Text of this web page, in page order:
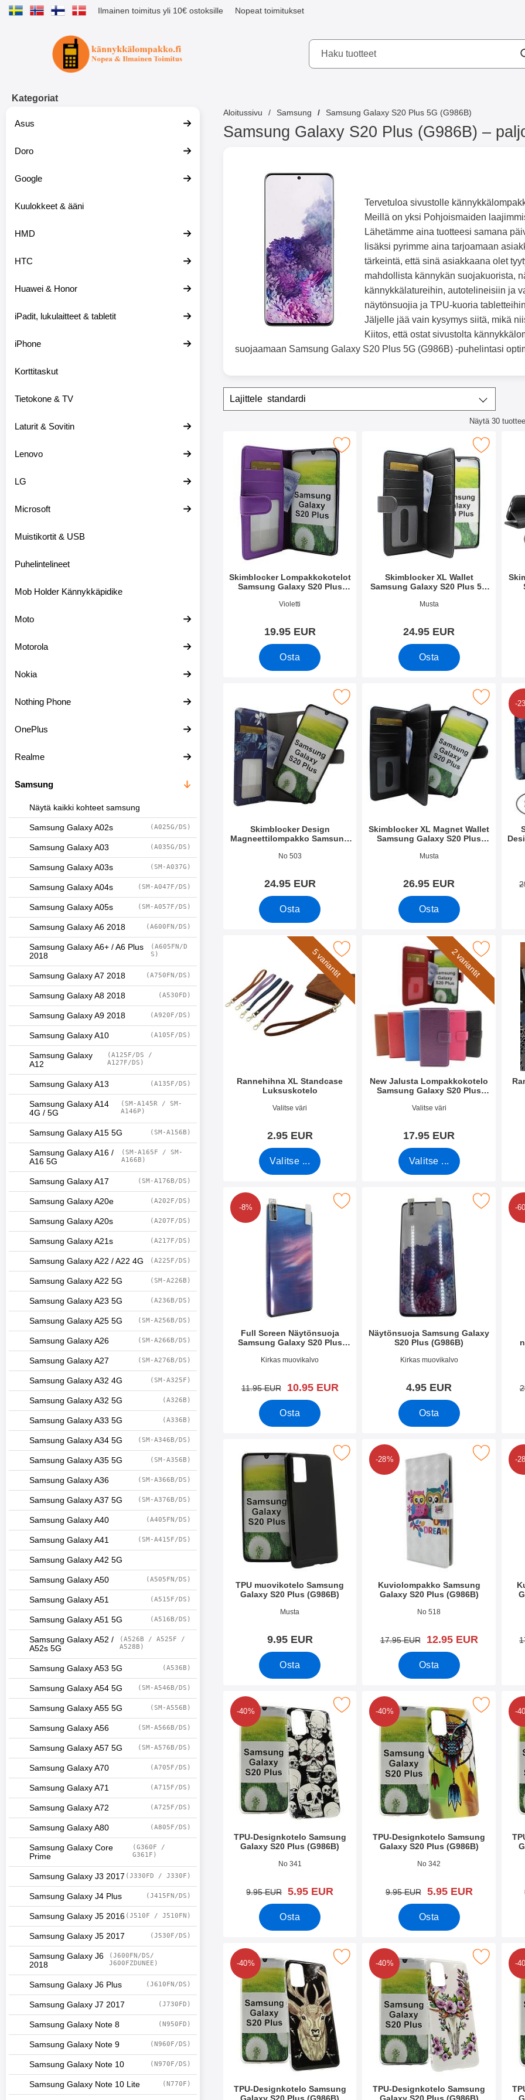
Ilmainen toimitus yli 10€ ostoksille Nopeat toimitukset
Ostoskori laajennettu Tibro billiga mobilskydd AB
Kategoriat
Asus
Doro
Google
Kuulokkeet & ääni
HMD
HTC
Huawei & Honor
iPadit, lukulaitteet & tabletit
iPhone
Korttitaskut
Tietokone & TV
Laturit & Sovitin
Lenovo
LG
Microsoft
Muistikortit & USB
Puhelintelineet
Mob Holder Kännykkäpidike
Moto
Motorola
Nokia
Nothing Phone
OnePlus
Realme
Samsung
Näytä kaikki kohteet samsung
Samsung Galaxy A02s (A025G/DS)
Samsung Galaxy A03 (A035G/DS)
Samsung Galaxy A03s (SM-A037G)
Samsung Galaxy A04s (SM-A047F/DS)
Samsung Galaxy A05s (SM-A057F/DS)
Samsung Galaxy A6 2018 (A600FN/DS)
Samsung Galaxy A6+ / A6 Plus
2018
(A605FN/D
S)
Samsung Galaxy A7 2018 (A750FN/DS)
Samsung Galaxy A8 2018 (A530FD)
Samsung Galaxy A9 2018 (A920F/DS)
Samsung Galaxy A10 (A105F/DS)
Samsung Galaxy
A12
(A125F/DS /
A127F/DS)
Samsung Galaxy A13 (A135F/DS)
Samsung Galaxy A14
4G / 5G
(SM-A145R / SM-
A146P)
Samsung Galaxy A15 5G (SM-A156B)
Samsung Galaxy A16 /
A16 5G
(SM-A165F / SM-
A166B)
Samsung Galaxy A17 (SM-A176B/DS)
Samsung Galaxy A20e (A202F/DS)
Samsung Galaxy A20s (A207F/DS)
Samsung Galaxy A21s (A217F/DS)
Samsung Galaxy A22 / A22 4G (A225F/DS)
Samsung Galaxy A22 5G (SM-A226B)
Samsung Galaxy A23 5G (A236B/DS)
Samsung Galaxy A25 5G (SM-A256B/DS)
Samsung Galaxy A26 (SM-A266B/DS)
Samsung Galaxy A27 (SM-A276B/DS)
Samsung Galaxy A32 4G (SM-A325F)
Samsung Galaxy A32 5G (A326B)
Samsung Galaxy A33 5G (A336B)
Samsung Galaxy A34 5G (SM-A346B/DS)
Samsung Galaxy A35 5G (SM-A356B)
Samsung Galaxy A36 (SM-A366B/DS)
Samsung Galaxy A37 5G (SM-A376B/DS)
Samsung Galaxy A40 (A405FN/DS)
Samsung Galaxy A41 (SM-A415F/DS)
Samsung Galaxy A42 5G
Samsung Galaxy A50 (A505FN/DS)
Samsung Galaxy A51 (A515F/DS)
Samsung Galaxy A51 5G (A516B/DS)
Samsung Galaxy A52 /
A52s 5G
(A526B / A525F /
A528B)
Samsung Galaxy A53 5G (A536B)
Samsung Galaxy A54 5G (SM-A546B/DS)
Samsung Galaxy A55 5G (SM-A556B)
Samsung Galaxy A56 (SM-A566B/DS)
Samsung Galaxy A57 5G (SM-A576B/DS)
Samsung Galaxy A70 (A705F/DS)
Samsung Galaxy A71 (A715F/DS)
Samsung Galaxy A72 (A725F/DS)
Samsung Galaxy A80 (A805F/DS)
Samsung Galaxy Core
Prime
(G360F /
G361F)
Samsung Galaxy J3 2017 (J330FD / J330F)
Samsung Galaxy J4 Plus (J415FN/DS)
Samsung Galaxy J5 2016 (J510F / J510FN)
Samsung Galaxy J5 2017 (J530F/DS)
Samsung Galaxy J6
2018
(J600FN/DS/
J600FZDUNEE)
Samsung Galaxy J6 Plus (J610FN/DS)
Samsung Galaxy J7 2017 (J730FD)
Samsung Galaxy Note 8 (N950FD)
Samsung Galaxy Note 9 (N960F/DS)
Samsung Galaxy Note 10 (N970F/DS)
Samsung Galaxy Note 10 Lite (N770F)
Aloitussivu Samsung Samsung Galaxy S20 Plus 5G (G986B)
Samsung Galaxy S20 Plus (G986B) –
Tervetuloa sivustolle
Meillä on yksi Pohjoismaiden
Lähetämme aina tuotteesi samana
lisäksi pyrimme aina tarjoamaan
tärkeintä, että sinä asiakkaana olet
mahdollista kännykän suojakuorista,
kännykkälatureihin, autotelineisiin ja
näytönsuojia ja TPU-kuoria
Jäljelle jää vain kysymys siitä, mikä
Kiitos, että ostat sivustolta
suojaamaan Samsung Galaxy S20 Plus 5G (G986B) -puhelintasi
i
Suodata/lajittele
standardi
Näytä 30
Skimblocker Lompakkokotelot
Samsung Galaxy S20 Plus
Tuote.nro 35127
Violetti
19.95 EUR
Osta
Merkitse skimblocker Lompakkokotelot Samsung Galaxy S20 Plus (G986B) suosikiksi
Skimblocker XL Wallet
Samsung Galaxy S20 Plus 5G
Tuote.nro 39128
Musta
24.95 EUR
Osta
Merkitse skimblocker XL Wallet Samsung Galaxy
Merkitse skimblocker
Skimblocker Design
Magneettilompakko Samsung
Tuote.nro 35159
No 503
24.95 EUR
Osta
Merkitse skimblocker Design Magneettilompakko Samsung Galaxy S20 Plus (G986B)
Skimblocker XL Magnet Wallet
Samsung Galaxy S20 Plus
Tuote.nro 35167
Musta
26.95 EUR
Osta
Merkitse skimblocker XL Magnet Wallet Samsung
-
Merkitse skimblocker
5 variantit
Rannehihna XL Standcase
Luksuskotelo
Tuote.nro 50276
Valitse väri
2.95 EUR
Valitse ...
Merkitse rannehihna XL Standcase Luksuskotelo suosikiksi2 variantit
New Jalusta Lompakkokotelo
Samsung Galaxy S20 Plus
Tuote.nro 35194
Valitse väri
17.95 EUR
Valitse ...
Merkitse new Jalusta Lompakkokotelo Samsung
-8%
Full Screen Näytönsuoja
Samsung Galaxy S20 Plus
Tuote.nro 35360
Kirkas muovikalvo
vanha hinta
11.95 EUR uusi hinta
10.95 EUR
Osta
Merkitse full Screen Näytönsuoja Samsung Galaxy S20 Plus (G986B) suosikiksi
Näytönsuoja Samsung Galaxy
S20 Plus (G986B)
Tuote.nro 34874
Kirkas muovikalvo
4.95 EUR
Osta
Merkitse näytönsuoja Samsung Galaxy S20
-
Merkitse kuuden
TPU muovikotelo Samsung
Galaxy S20 Plus (G986B)
Tuote.nro 34941
Musta
9.95 EUR
Osta
Merkitse tPU muovikotelo Samsung Galaxy S20 Plus (G986B) suosikiksi
-28%
Kuviolompakko Samsung
Galaxy S20 Plus (G986B)
Tuote.nro 35307
No 518
vanha hinta
17.95 EUR uusi hinta
12.95 EUR
Osta
Merkitse kuviolompakko Samsung Galaxy
-
Merkitse
-40%
TPU-Designkotelo Samsung
Galaxy S20 Plus (G986B)
Tuote.nro 35051
No 341
vanha hinta
9.95 EUR uusi hinta
5.95 EUR
Osta
Merkitse tPU-Designkotelo Samsung Galaxy S20 Plus (G986B) suosikiksi
-40%
TPU-Designkotelo Samsung
Galaxy S20 Plus (G986B)
Tuote.nro 35050
No 342
vanha hinta
9.95 EUR uusi hinta
5.95 EUR
Osta
Merkitse tPU-Designkotelo Samsung Galaxy
-
Merkitse
-40%
TPU-Designkotelo Samsung
Merkitse tPU-Designkotelo Samsung Galaxy S20 Plus (G986B) suosikiksi
-40%
TPU-Designkotelo Samsung
Merkitse tPU-Designkotelo Samsung Galaxy
-
Merkitse